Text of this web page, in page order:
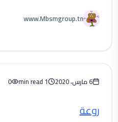
www.Mbsmgroup.tn
6 مارس، 2020 1 min read
0
روعة